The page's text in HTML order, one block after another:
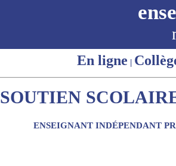
En ligne |
SOUTIEN
ENSEIGNANT INDÉPENDANT